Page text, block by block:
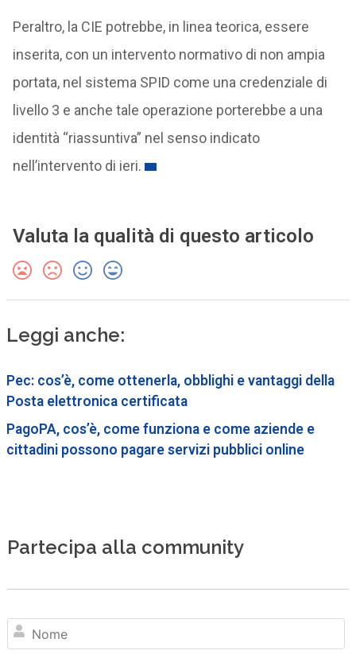
Peraltro, la CIE potrebbe, in linea teorica, essere
inserita, con un intervento normativo di non ampia
portata, nel sistema SPID come una credenziale di
livello 3 e anche tale operazione porterebbe a una
identità “riassuntiva” nel senso indicato
nell’intervento di ieri.
Valuta la qualità di questo articolo
Leggi anche:
Pec: cos’è, come ottenerla, obblighi e vantaggi della
Posta elettronica certificata
PagoPA, cos’è, come funziona e come aziende e
cittadini possono pagare servizi pubblici online
Partecipa alla community